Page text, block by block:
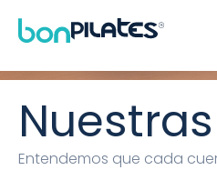
Máquinas de
Entendemos que cada